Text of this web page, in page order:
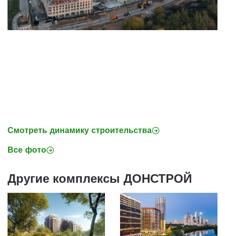
Смотреть динамику строительства
Все фото
Другие комплексы ДОНСТРОЙ